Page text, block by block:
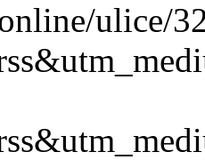
ulice/